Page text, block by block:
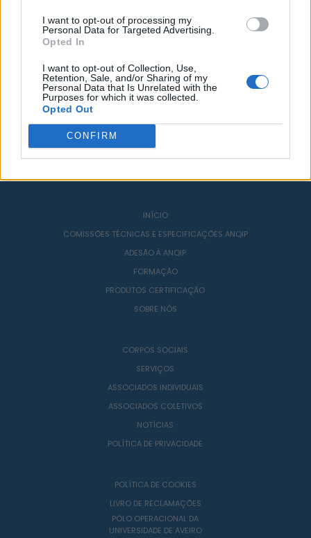
I want to opt-out of processing my
Personal Data for Targeted Advertising.
Opted In
I want to opt-out of Collection, Use,
Retention, Sale, and/or Sharing of my
Personal Data that Is Unrelated with the
Purposes for which it was collected.
Opted Out
CONFIRM
INÍCIO
COMISSÕES TÉCNICAS E ESPECIFICAÇÕES ANQIP
ADESÃO À ANQIP
FORMAÇÃO
PRODUTOS CERTIFICAÇÃO
SOBRE NÓS
CORPOS SOCIAIS
SERVIÇOS
ASSOCIADOS INDIVIDUAIS
ASSOCIADOS COLETIVOS
NOTÍCIAS
POLÍTICA DE PRIVACIDADE
POLÍTICA DE COOKIES
LIVRO DE RECLAMAÇÕES
PÓLO OPERACIONAL DA
UNIVERSIDADE DE AVEIRO